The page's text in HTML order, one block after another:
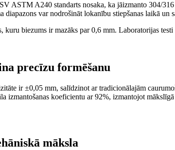
ASTM A240 standarts nosaka, ka jāizmanto 304/
var nodrošināt lokanību stiepšanas laikā un
biezums ir mazāks par 0,6 mm. Laboratorijas
precīzu formēšanu
ir ±0,05 mm, salīdzinot ar tradicionālajām
izmantošanas koeficientu ar 92%, izmantojot
māksla